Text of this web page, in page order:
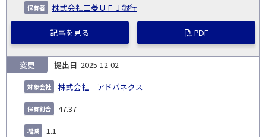
株式会社三菱ＵＦＪ銀行
記事を見る PDF
2025-12-02
株式会社 アドバネクス
変更
47.37
1.1